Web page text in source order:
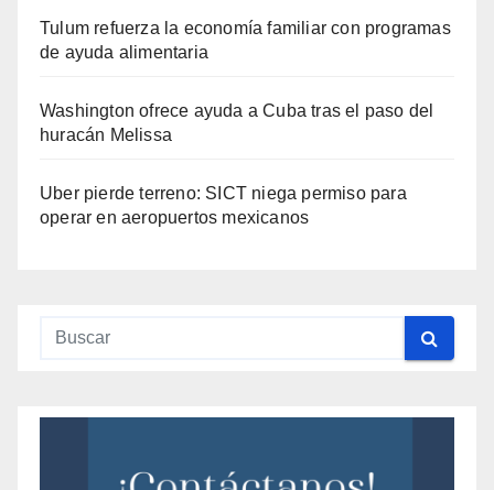
Tulum refuerza la economía familiar con programas
de ayuda alimentaria
Washington ofrece ayuda a Cuba tras el paso del
huracán Melissa
Uber pierde terreno: SICT niega permiso para
operar en aeropuertos mexicanos